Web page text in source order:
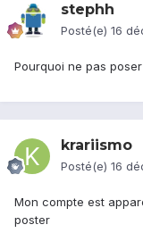
stephh
Posté(e) 16
Pourquoi ne pas
krariismo
Posté(e) 16
Mon compte est
poster